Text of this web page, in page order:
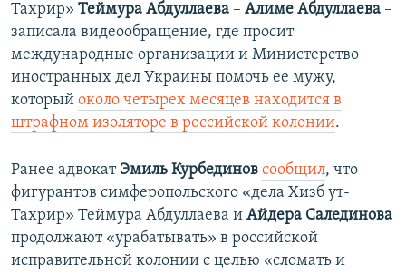
Тахрир» Теймура Абдуллаева – Алиме Абдуллаева –
записала видеообращение, где просит
международные организации и Министерство
иностранных дел Украины помочь ее мужу,
который около четырех месяцев находится в
штрафном изоляторе в российской колонии.
Ранее адвокатЭмиль Курбединов сообщил, что
фигурантов симферопольского «дела Хизб ут-
Тахрир» Теймура Абдуллаева и Айдера Салединова
продолжают «урабатывать» в российской
исправительной колонии с целью «сломать и